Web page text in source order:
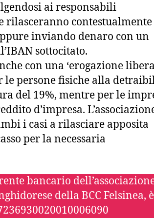
ai responsabili
rilasceranno contestualmente
inviando denaro con un
sottocitato.
con una ‘erogazione
le persone fisiche alla
del 19%, mentre per le
d’impresa.
i casi a rilasciare apposita
per la necessaria
bancario
della BCC Felsinea,